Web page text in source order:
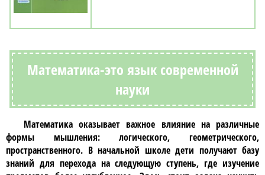
Математика-это язык современной
науки
Математика оказывает важное влияние на различные
формы мышления: логического, геометрического,
пространственного. В начальной школе дети получают базу
знаний для перехода на следующую ступень, где изучение